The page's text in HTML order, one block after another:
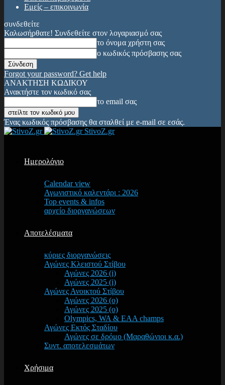
Εμείς – επικοινωνία
συνδεθείτε
Καλωσήρθατε! Συνδεθείτε στον λογαριασμό σας
το όνομα χρήστη σας
ο κωδικός πρόσβασης σας
Forgot your password? Get help
ΑΝΑΚΤΗΣΗ ΚΩΔΙΚΟΥ
Ανακτήστε τον κωδικό σας
το email σας
Ένας κωδικός πρόσβασης θα σταλθεί με e-mail σε εσάς.
StivoZ.gr
Ημερολόγιο
Calendar view
Αγωνιστικό καλεντάρι : 2026
Top events & infos
αρχείο διοργανώσεων
Αποτελέσματα
κύριες διοργανώσεις
Αγώνες Κλειστού Στίβου
Αγώνες 2026 (i)
Αγώνες 2025 (i)
Αγώνες Ανοικτού Στίβου
Αγώνες 2026 (o)
Αγώνες 2025 (o)
Olympics, WA & EAA champs
Αγώνες Εκτός Σταδίου
Αγώνες σε δρόμο (Μαραθώνιοι κ.α.)
Συντ. αποτελεσμάτων
Χρήσιμα